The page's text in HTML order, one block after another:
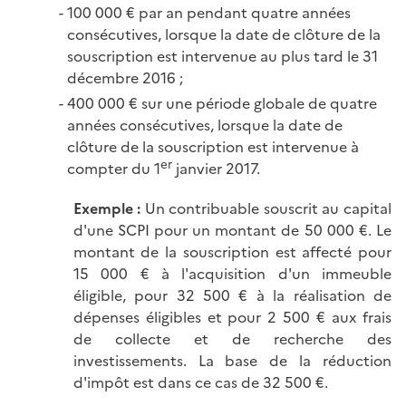
100 000 € par an pendant quatre années
consécutives, lorsque la date de clôture de la
souscription est intervenue au plus tard le 31
décembre 2016 ;
400 000 € sur une période globale de quatre
années consécutives, lorsque la date de
clôture de la souscription est intervenue à
compter du 1erjanvier 2017.
Exemple : Un contribuable souscrit au capital
d'une SCPI pour un montant de 50 000 €. Le
montant de la souscription est affecté pour
15 000 € à l'acquisition d'un immeuble
éligible, pour 32 500 € à la réalisation de
dépenses éligibles et pour 2 500 € aux frais
de collecte et de recherche des
investissements. La base de la réduction
d'impôt est dans ce cas de 32 500 €.